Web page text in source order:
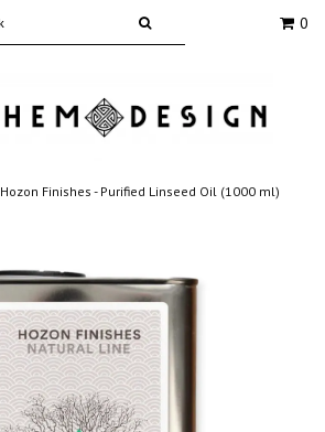
0
Hozon Finishes - Purified Linseed Oil (1000 ml)